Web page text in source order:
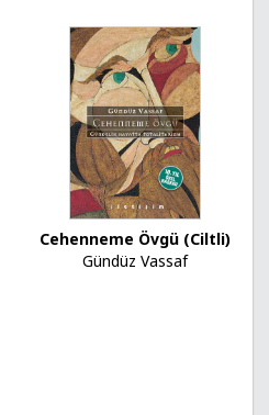
Cehenneme Övgü (Ciltli)
Gündüz Vassaf